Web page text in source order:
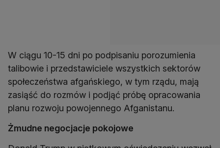
W ciągu 10-15 dni po podpisaniu porozumienia
talibowie i przedstawiciele wszystkich sektorów
społeczeństwa afgańskiego, w tym rządu, mają
zasiąść do rozmów i podjąć próbę opracowania
planu rozwoju powojennego Afganistanu.
Żmudne negocjacje pokojowe